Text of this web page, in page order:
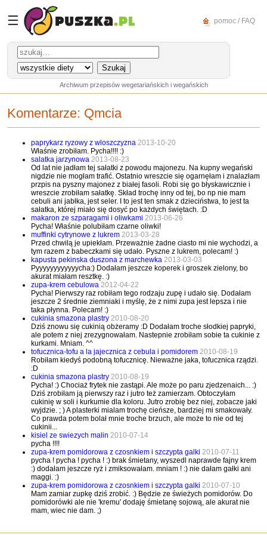
☰ pomoc / FAQ
Archiwum przepisów wegetariańskich i wegańskich
Komentarze: Qmcia
paprykarz ryzowy z wloszczyzna 2013-10-20
Właśnie zrobiłam. Pycha!!!! :)
salatka jarzynowa 2013-08-23
Od lat nie jadłam tej sałatki z powodu majonezu. Na kupny wegański
nigdzie nie mogłam trafić. Ostatnio wreszcie się ogarnęłam i znalazłam
przpis na pyszny majonez z białej fasoli. Robi się go błyskawicznie i
wreszcie zrobiłam sałatkę. Skład trochę inny od tej, bo np nie mam
cebuli ani jabłka, jest seler. I to jest ten smak z dzieciństwa, to jest ta
sałatka, której miało się dosyć po każdych świętach. :D
makaron ze szparagami i oliwkami 2013-06-26
Pycha! Właśnie polubiłam czarne oliwki!
muffinki cytrynowe z lukrem 2013-03-28
Przed chwilą je upiekłam. Przeważnie żadne ciasto mi nie wychodzi, a
tym razem z babeczkami się udało. Pyszne z lukrem, polecam! :)
kapusta pekinska duszona z marchewka 2013-03-03
Pyyyyyyyyyyyycha:) Dodałam jeszcze koperek i groszek zielony, bo
akurat miałam resztkę. :)
zupa-krem cebulowa 2012-04-22
Pycha! Pierwszy raz robiłam tego rodzaju zupę i udało się. Dodałam
jeszcze 2 średnie ziemniaki i myślę, że z nimi zupa jest lepsza i nie
taka płynna. Polecam! :)
cukinia smazona plastry 2010-08-20
Dziś znowu się cukinią obżeramy :D Dodałam troche słodkiej papryki,
ale potem z niej zrezygnowałam. Nastepnie zrobiłam sobie ta cukinie z
kurkami. Mniam. ^^
tofucznica-tofu a la jajecznica z cebula i pomidorem 2010-08-19
Robiłam kiedyś podobną tofucznicę. Nieważne jaka, tofucznica rządzi.
:D
cukinia smazona plastry 2010-08-19
Pycha! :) Chociaż frytek nie zastąpi. Ale może po paru zjedzenaich... :)
Dziś zrobiłam ją pierwszy raz i jutro też zamierzam. Obtoczyłam
cukinię w soli i kurkumie dla koloru. Jutro zrobię bez niej, zobacze jaki
wyjdzie. ; ) A plasterki mialam trochę cieńsze, bardziej mi smakowały.
Co prawda potem bolał mnie troche brzuch, ale może to nie od tej
cukinii...
kisiel ze swiezych malin 2010-07-14
pycha !!!!
zupa-krem pomidorowa z czosnkiem i szczypta galki 2010-07-11
pycha ! pycha ! pycha ! :) brak śmietany, wyszedl naprawde fajny krem
:) dodałam jeszcze ryż i zmiksowałam. mniam ! :) nie dałam gałki ani
maggi. :)
zupa-krem pomidorowa z czosnkiem i szczypta galki 2010-07-10
Mam zamiar zupkę dziś zrobić. :) Będzie ze świeżych pomidorów. Do
pomidorówki ale nie 'kremu' dodaję śmietanę sojową, ale akurat nie
mam, wiec nie dam. ;)